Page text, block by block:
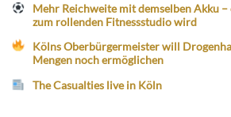
Mehr Reichweite mit demselben Akku –
zum rollenden Fitnessstudio wird
Kölns Oberbürgermeister will
Mengen noch ermöglichen
The Casualties live in Köln